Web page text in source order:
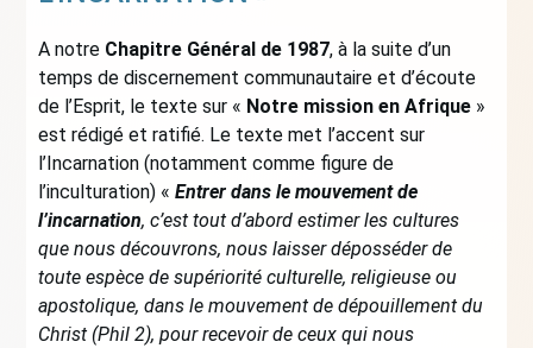
A notre Chapitre Général de 1987, à la suite d’un
temps de discernement communautaire et d’écoute
de l’Esprit, le texte sur « Notre mission en Afrique »
est rédigé et ratifié. Le texte met l’accent sur
l’Incarnation (notamment comme figure de
l’inculturation) « Entrer dans le mouvement de
l’incarnation, c’est tout d’abord estimer les cultures
que nous découvrons, nous laisser déposséder de
toute espèce de supériorité culturelle, religieuse ou
apostolique, dans le mouvement de dépouillement du
Christ (Phil 2), pour recevoir de ceux qui nous